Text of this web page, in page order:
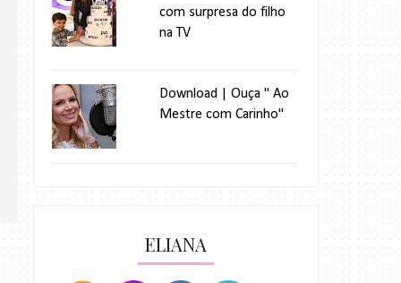
com surpresa do filho
na TV
Download | Ouça " Ao
Mestre com Carinho"
ELIANA